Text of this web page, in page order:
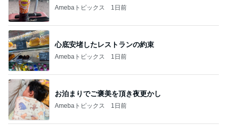
Amebaトピックス 1日前
心底安堵したレストランの約束
Amebaトピックス 1日前
お泊まりでご褒美を頂き夜更かし
Amebaトピックス 1日前